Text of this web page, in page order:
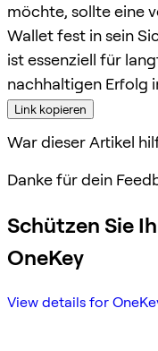
möchte, sollte eine
Wallet fest in sein
ist essenziell für
nachhaltigen Erfolg
Link kopieren
War dieser Artikel
Danke für dein
Schützen Sie
OneKey
View details for